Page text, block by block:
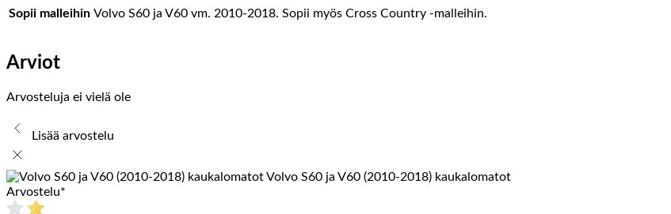
Sopii malleihin Volvo S60 ja V60 vm. 2010-2018. Sopii myös Cross Country -malleihin.
Arviot
Arvosteluja ei vielä ole
Lisää arvostelu
Volvo S60 ja V60 (2010-2018) kaukalomatot
Arvostelu*